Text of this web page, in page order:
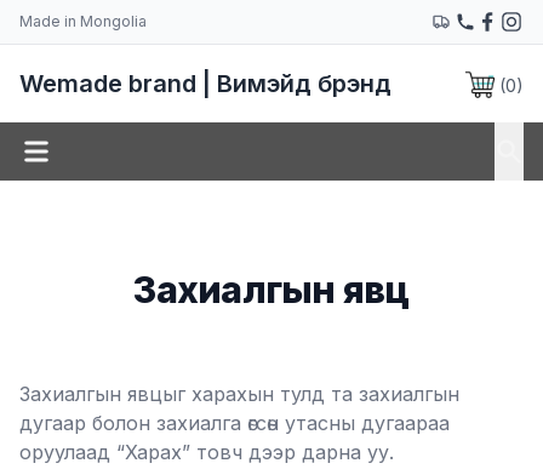
Made in Mongolia
Wemade brand | Вимэйд брэнд (0)
Захиалгын явц
Захиалгын явцыг харахын тулд та захиалгын
дугаар болон захиалга өгсөн утасны дугаараа
оруулаад “Харах” товч дээр дарна уу.